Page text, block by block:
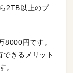
2TB以上のプ
8000円です。
できるメリット
。